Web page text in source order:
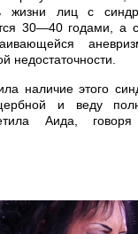
жизни лиц с
30—40 годами, а
недостаточности.
наличие этого
и веду
Аида,